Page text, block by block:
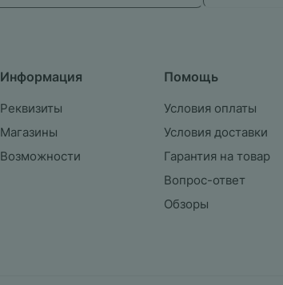
Информация
Реквизиты
Магазины
Возможности
Помощь
Условия оплаты
Условия доставки
Гарантия на товар
Вопрос-ответ
Обзоры